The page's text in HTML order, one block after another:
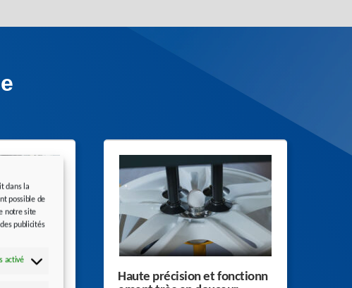
dans la
possible de
notre site
publicités
activé
Haute précision et fonctionn